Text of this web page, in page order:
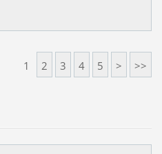
1 2 3 4 5 > >>